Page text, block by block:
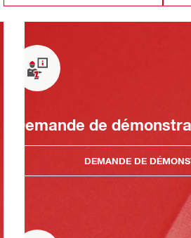
Demande de
DEMANDE DE